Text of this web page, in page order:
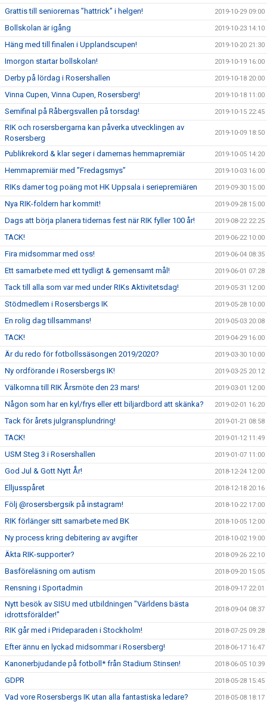
Grattis till seniorernas ”hattrick” i helgen! 2019-10-29 09:00
Bollskolan är igång 2019-10-23 14:10
Häng med till finalen i Upplandscupen! 2019-10-20 21:30
Imorgon startar bollskolan! 2019-10-19 16:00
Derby på lördag i Rosershallen 2019-10-18 20:00
Vinna Cupen, Vinna Cupen, Rosersberg! 2019-10-18 11:00
Semifinal på Råbergsvallen på torsdag! 2019-10-15 22:45
RIK och rosersbergarna kan påverka utvecklingen av
Rosersberg
2019-10-09 18:50
Publikrekord & klar seger i damernas hemmapremiär 2019-10-05 14:20
Hemmapremiär med ”Fredagsmys” 2019-10-03 16:00
RIKs damer tog poäng mot HK Uppsala i seriepremiären 2019-09-30 15:00
Nya RIK-foldern har kommit! 2019-09-28 15:00
Dags att börja planera tidernas fest när RIK fyller 100 år! 2019-08-22 22:25
TACK! 2019-06-22 10:00
Fira midsommar med oss! 2019-06-04 08:35
Ett samarbete med ett tydligt & gemensamt mål! 2019-06-01 07:28
Tack till alla som var med under RIKs Aktivitetsdag! 2019-05-31 12:00
Stödmedlem i Rosersbergs IK 2019-05-28 10:00
En rolig dag tillsammans! 2019-05-03 20:08
TACK! 2019-04-29 16:00
Är du redo för fotbollssäsongen 2019/2020? 2019-03-30 10:00
Ny ordförande i Rosersbergs IK! 2019-03-25 20:12
Välkomna till RIK Årsmöte den 23 mars! 2019-03-01 12:00
Någon som har en kyl/frys eller ett biljardbord att skänka? 2019-02-01 16:20
Tack för årets julgransplundring! 2019-01-21 08:58
TACK! 2019-01-12 11:49
USM Steg 3 i Rosershallen 2019-01-07 11:00
God Jul & Gott Nytt År! 2018-12-24 12:00
Elljusspåret 2018-12-18 20:16
Följ @rosersbergsik på instagram! 2018-10-22 17:00
RIK förlänger sitt samarbete med BK 2018-10-05 12:00
Ny process kring debitering av avgifter 2018-10-02 19:00
Äkta RIK-supporter? 2018-09-26 22:10
Basföreläsning om autism 2018-09-20 15:05
Rensning i Sportadmin 2018-09-17 22:01
Nytt besök av SISU med utbildningen "Världens bästa
idrottsförälder!"
2018-09-04 08:37
RIK går med i Prideparaden i Stockholm! 2018-07-25 09:28
Efter ännu en lyckad midsommar i Rosersberg! 2018-06-17 16:47
Kanonerbjudande på fotboll* från Stadium Stinsen! 2018-06-05 10:39
GDPR 2018-05-28 15:45
Vad vore Rosersbergs IK utan alla fantastiska ledare? 2018-05-08 18:17